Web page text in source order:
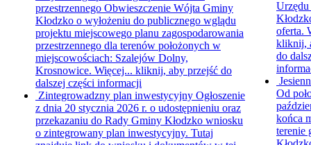
przestrzennego Obwieszczenie Wójta Gminy
Kłodzko o wyłożeniu do publicznego wglądu
projektu miejscowego planu zagospodarowania
przestrzennego dla terenów położonych w
miejscowościach: Szalejów Dolny,
Krosnowice. Więcej... kliknij, aby przejść do
dalszej części informacji
Zintegrowadzny plan inwestycyjny Ogłoszenie
z dnia 20 stycznia 2026 r. o udostępnieniu oraz
przekazaniu do Rady Gminy Kłodzko wniosku
o zintegrowany plan inwestycyjny. Tutaj
oferta.
kliknij,
do
Od
końca
terenie